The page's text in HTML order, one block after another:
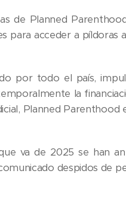
de Planned
para acceder a píldoras
por todo el país,
la
Planned Parenthood
va de 2025 se han
despidos de